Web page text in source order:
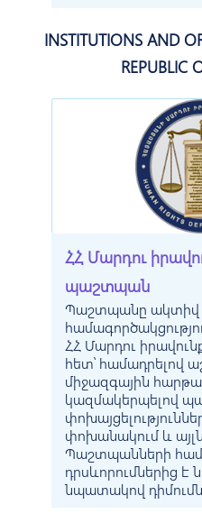
INSTITUTIONS AND
REPUBLIC
ՀՀ Մարդու
պաշտպան
Պաշտպանը ակտիվ
ՀՀ Մարդու
հետ՝ համադրելով
միջազգային
կազմակերպելով
փոխանակում և
Պաշտպանների
դրսևորումներից է
նպատակով